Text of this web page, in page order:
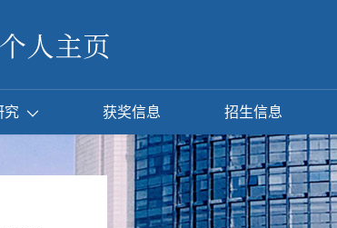
究 获奖信息 招生信息